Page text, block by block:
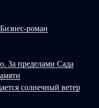
роман
За пределами Сада
солнечный ветер